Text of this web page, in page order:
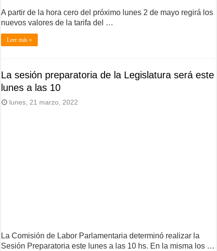
A partir de la hora cero del próximo lunes 2 de mayo regirá los
nuevos valores de la tarifa del …
Leer más »
La sesión preparatoria de la Legislatura será este
lunes a las 10
lunes, 21 marzo, 2022
La Comisión de Labor Parlamentaria determinó realizar la
Sesión Preparatoria este lunes a las 10 hs. En la misma los …